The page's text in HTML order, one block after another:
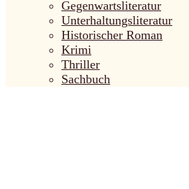
Gegenwartsliteratur
Unterhaltungsliteratur
Historischer Roman
Krimi
Thriller
Sachbuch